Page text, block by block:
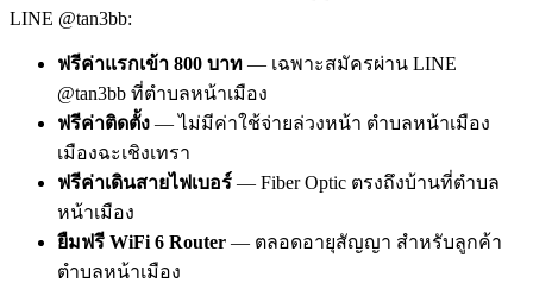
LINE @tan3bb:
ฟรีค่าแรกเข้า 800 บาท — เฉพาะสมัครผ่าน LINE
@tan3bb ที่ตำบลหน้าเมือง
ฟรีค่าติดตั้ง — ไม่มีค่าใช้จ่ายล่วงหน้า ตำบลหน้าเมือง
เมืองฉะเชิงเทรา
ฟรีค่าเดินสายไฟเบอร์ — Fiber Optic ตรงถึงบ้านที่ตำบล
หน้าเมือง
ยืมฟรี WiFi 6 Router — ตลอดอายุสัญญา สำหรับลูกค้า
ตำบลหน้าเมือง